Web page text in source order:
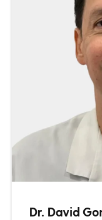
Dr. David